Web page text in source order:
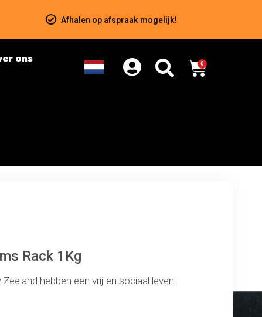
Afhalen op afspraak mogelijk!
ons
0
Rack 1Kg
hebben een vrij en sociaal leven
van lamsvlees meestal mager.